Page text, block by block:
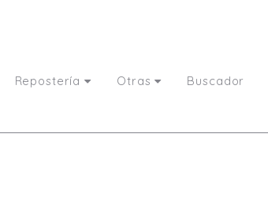
Repostería Otras Buscador